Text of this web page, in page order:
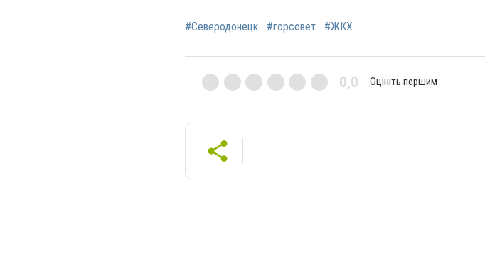
#Северодонецк #горсовет #ЖКХ
0,0 Оцініть першим